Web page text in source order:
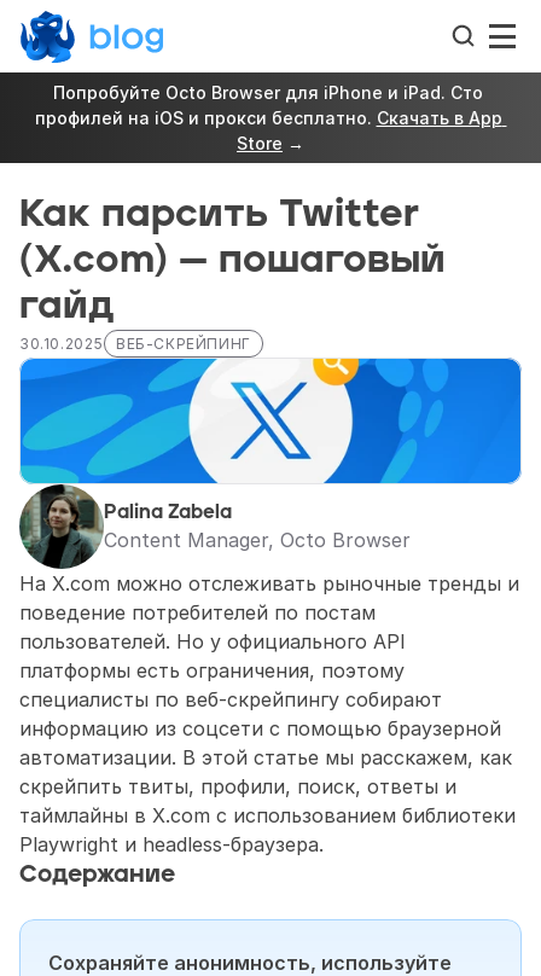
Попробуйте Octo Browser для iPhone и iPad. Сто
профилей на iOS и прокси бесплатно. Скачать в App
Store →
Как парсить Twitter
(X.com) — пошаговый
гайд
30.10.2025 ВЕБ-СКРЕЙПИНГ
Palina Zabela
Content Manager, Octo Browser
На X.com можно отслеживать рыночные тренды и
поведение потребителей по постам
пользователей. Но у официального API
платформы есть ограничения, поэтому
специалисты по веб-скрейпингу собирают
информацию из соцсети с помощью браузерной
автоматизации. В этой статье мы расскажем, как
скрейпить твиты, профили, поиск, ответы и
таймлайны в X.com с использованием библиотеки
Playwright и headless-браузера.
Содержание
Сохраняйте анонимность, используйте